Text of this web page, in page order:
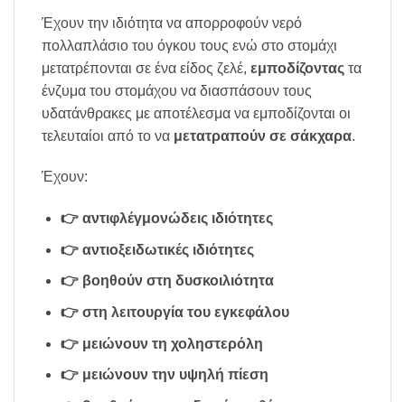
Έχουν την ιδιότητα να απορροφούν νερό
πολλαπλάσιο του όγκου τους ενώ στο στομάχι
μετατρέπονται σε ένα είδος ζελέ, εμποδίζοντας τα
ένζυμα του στομάχου να διασπάσουν τους
υδατάνθρακες με αποτέλεσμα να εμποδίζονται οι
τελευταίοι από το να μετατραπούν σε σάκχαρα.
Έχουν:
👉 αντιφλέγμονώδεις ιδιότητες
👉 αντιοξειδωτικές ιδιότητες
👉 βοηθούν στη δυσκοιλιότητα
👉 στη λειτουργία του εγκεφάλου
👉 μειώνουν τη χοληστερόλη
👉 μειώνουν την υψηλή πίεση